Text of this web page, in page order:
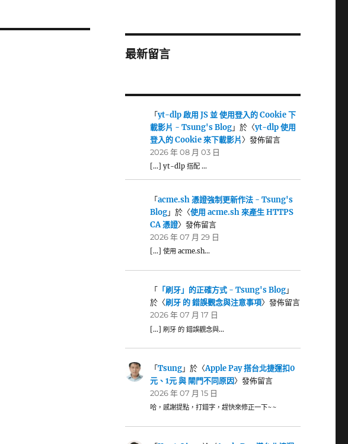
最新留言
「yt-dlp 啟用 JS 並 使用登入的 Cookie 下
載影片 - Tsung's Blog」於〈yt-dlp 使用
登入的 Cookie 來下載影片〉發佈留言
2026 年 08 月 03 日
[…] yt-dlp 搭配 …
「acme.sh 憑證強制更新作法 - Tsung's
Blog」於〈使用 acme.sh 來產生 HTTPS
CA 憑證〉發佈留言
2026 年 07 月 29 日
[…] 使用 acme.sh…
「 「刷牙」的正確方式 - Tsung's Blog」
於〈刷牙 的 錯誤觀念與注意事項〉發佈留言
2026 年 07 月 17 日
[…] 刷牙 的 錯誤觀念與…
「Tsung」於〈Apple Pay 搭台北捷運扣0
元、1元 與 閘門不同原因〉發佈留言
2026 年 07 月 15 日
哈，感謝提點，打錯字，趕快來修正一下~~